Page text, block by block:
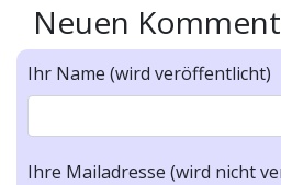
Neuen
Ihr Name (wird veröffentlicht)
Ihre Mailadresse (wird nicht